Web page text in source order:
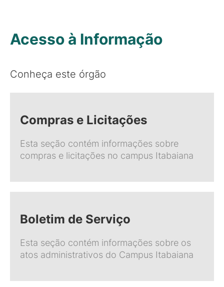
Acesso à Informação
Conheça este órgão
Compras e Licitações
Esta seção contém informações sobre
compras e licitações no campus Itabaiana
Boletim de Serviço
Esta seção contém informações sobre os
atos administrativos do Campus Itabaiana